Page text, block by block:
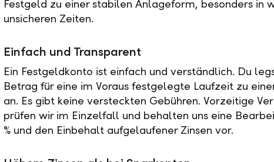
Festgeld zu einer stabilen Anlageform, besonders in
unsicheren Zeiten.
Einfach und Transparent
Ein Festgeldkonto ist einfach und verständlich. Du
Betrag für eine im Voraus festgelegte Laufzeit zu
an. Es gibt keine versteckten Gebühren. Vorzeitige
prüfen wir im Einzelfall und behalten uns eine
% und den Einbehalt aufgelaufener Zinsen vor.